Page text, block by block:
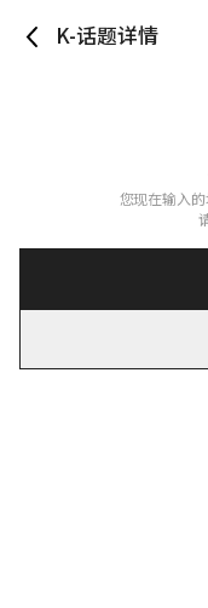
K-话题详情
您现在输入